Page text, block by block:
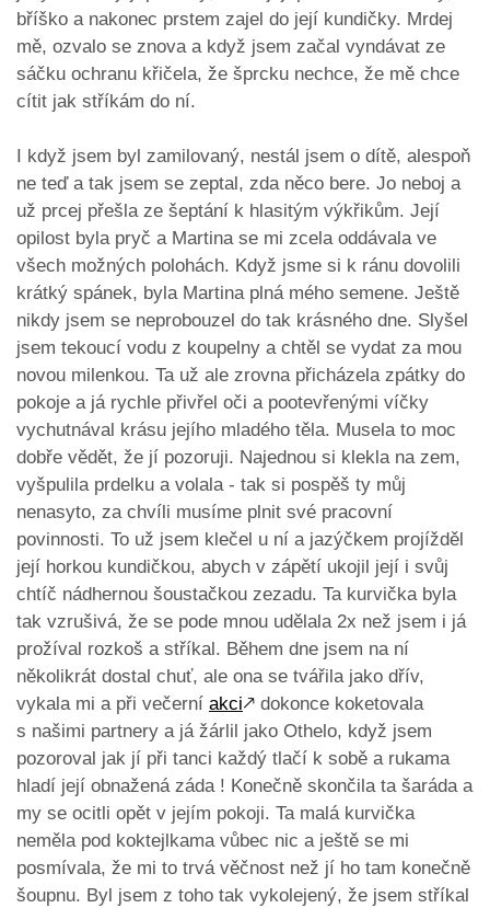
bříško a nakonec prstem zajel do její kundičky. Mrdej
mě, ozvalo se znova a když jsem začal vyndávat ze
sáčku ochranu křičela, že šprcku nechce, že mě chce
cítit jak stříkám do ní.
I když jsem byl zamilovaný, nestál jsem o dítě, alespoň
ne teď a tak jsem se zeptal, zda něco bere. Jo neboj a
už prcej přešla ze šeptání k hlasitým výkřikům. Její
opilost byla pryč a Martina se mi zcela oddávala ve
všech možných polohách. Když jsme si k ránu dovolili
krátký spánek, byla Martina plná mého semene. Ještě
nikdy jsem se neprobouzel do tak krásného dne. Slyšel
jsem tekoucí vodu z koupelny a chtěl se vydat za mou
novou milenkou. Ta už ale zrovna přicházela zpátky do
pokoje a já rychle přivřel oči a pootevřenými víčky
vychutnával krásu jejího mladého těla. Musela to moc
dobře vědět, že jí pozoruji. Najednou si klekla na zem,
vyšpulila prdelku a volala - tak si pospěš ty můj
nenasyto, za chvíli musíme plnit své pracovní
povinnosti. To už jsem klečel u ní a jazýčkem projížděl
její horkou kundičkou, abych v zápětí ukojil její i svůj
chtíč nádhernou šoustačkou zezadu. Ta kurvička byla
tak vzrušivá, že se pode mnou udělala 2x než jsem i já
prožíval rozkoš a stříkal. Během dne jsem na ní
několikrát dostal chuť, ale ona se tvářila jako dřív,
vykala mi a při večerní akci🡕 dokonce koketovala
s našimi partnery a já žárlil jako Othelo, když jsem
pozoroval jak jí při tanci každý tlačí k sobě a rukama
hladí její obnažená záda ! Konečně skončila ta šaráda a
my se ocitli opět v jejím pokoji. Ta malá kurvička
neměla pod koktejlkama vůbec nic a ještě se mi
posmívala, že mi to trvá věčnost než jí ho tam konečně
šoupnu. Byl jsem z toho tak vykolejený, že jsem stříkal